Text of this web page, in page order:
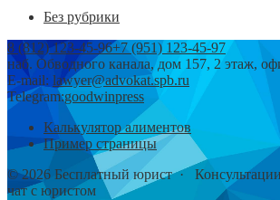
Без рубрики
8 (812) 123-45-96+7 (951) 123-45-97
наб. Обводного канала, дом 157, 2 этаж,
E-mail: lawyer@advokat.spb.ru
Telegram:goodwinpress
Калькулятор алиментов
Пример страницы
©2026 Бесплатный юрист·
чат с юристом